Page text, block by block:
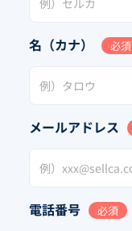
名（カナ） 必須
メールアドレス
電話番号 必須